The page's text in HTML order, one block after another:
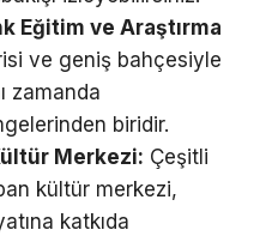
Eğitim ve Araştırma
ve geniş bahçesiyle
zamanda
biridir.
Merkezi: Çeşitli
kültür merkezi,
katkıda